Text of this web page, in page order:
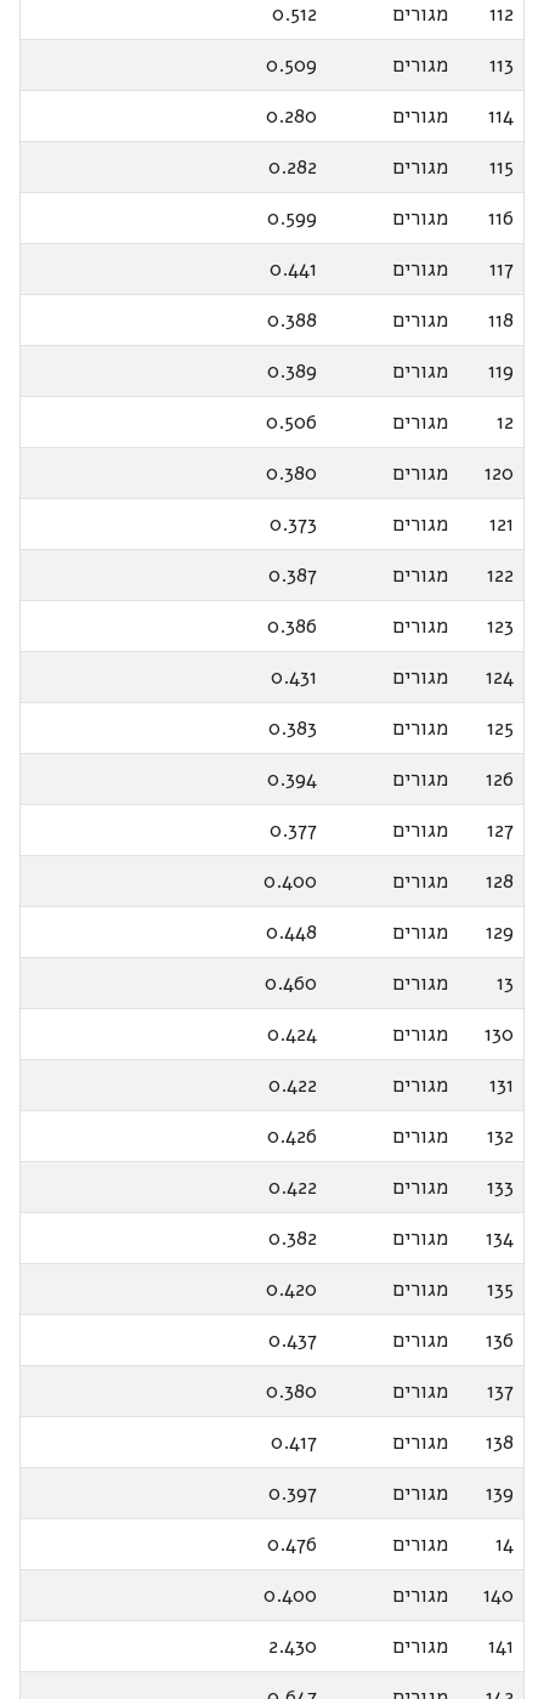
112 מגורים
0.512
113
מגורים
0.509
114
מגורים
0.280
115
מגורים
0.282
116
מגורים
0.599
117
מגורים
0.441
118
מגורים
0.388
119
מגורים
0.389
12
מגורים
0.506
120
מגורים
0.380
121
מגורים
0.373
122
מגורים
0.387
123
מגורים
0.386
124
מגורים
0.431
125
מגורים
0.383
126
מגורים
0.394
127
מגורים
0.377
128
מגורים
0.400
129
מגורים
0.448
13
מגורים
0.460
130
מגורים
0.424
131
מגורים
0.422
132
מגורים
0.426
133
מגורים
0.422
134
מגורים
0.382
135
מגורים
0.420
136
מגורים
0.437
137
מגורים
0.380
138
מגורים
0.417
139
מגורים
0.397
14
מגורים
0.476
140
מגורים
0.400
141
מגורים
2.430